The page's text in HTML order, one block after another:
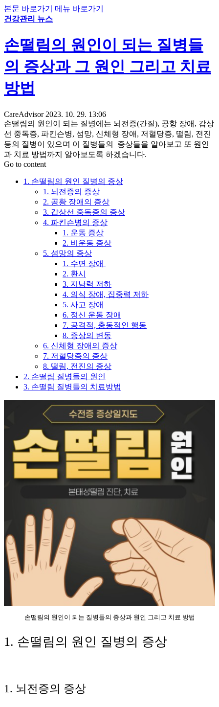
본문 바로가기
메뉴 바로가기
건강관리 뉴스
손떨림의 원인이 되는 질병들
의 증상과 그 원인 그리고 치료
방법
CareAdvisor 2023. 10. 29. 13:06
손떨림의 원인이 되는 질병에는 뇌전증(간질), 공항 장애, 갑상
선 중독증, 파킨슨병, 섬망, 신체형 장애, 저혈당증, 떨림, 전진
등의 질병이 있으며 이 질병들의 증상들을 알아보고 또 원인
과 치료 방법까지 알아보도록 하겠습니다.
Go to content
1. 손떨림의 원인 질병의 증상
1. 뇌전증의 증상
2. 공황 장애의 증상
3. 갑상선 중독증의 증상
4. 파킨슨병의 증상
1. 운동 증상
2. 비운동 증상
5. 섬망의 증상
1. 수면 장애
2. 환시
3. 지남력 저하
4. 의식 장애, 집중력 저하
5. 사고 장애
6. 정신 운동 장애
7. 공격적, 충동적인 행동
8. 증상의 변동
6. 신체형 장애의 증상
7. 저혈당증의 증상
8. 떨림, 전진의 증상
2. 손떨림 질병들의 원인
3. 손떨림 질병들의 치료방법
손떨림의 원인이 되는 질병들의 증상과 원인 그리고 치료 방법
1. 손떨림의 원인 질병의 증상
1. 뇌전증의 증상